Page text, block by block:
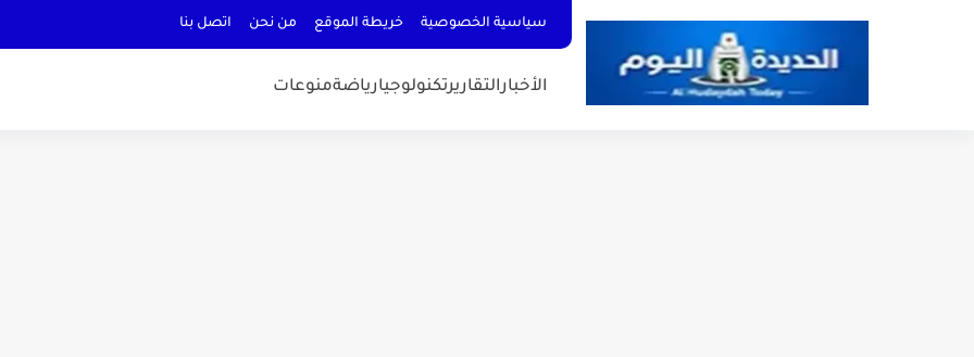
سياسية الخصوصية خريطة الموقع من نحن اتصل بنا
الأخبارالتقاريرتكنولوجيارياضةمنوعات